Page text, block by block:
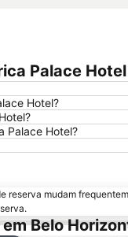
Palace Hotel
Hotel?
Palace Hotel?
reserva mudam
Belo